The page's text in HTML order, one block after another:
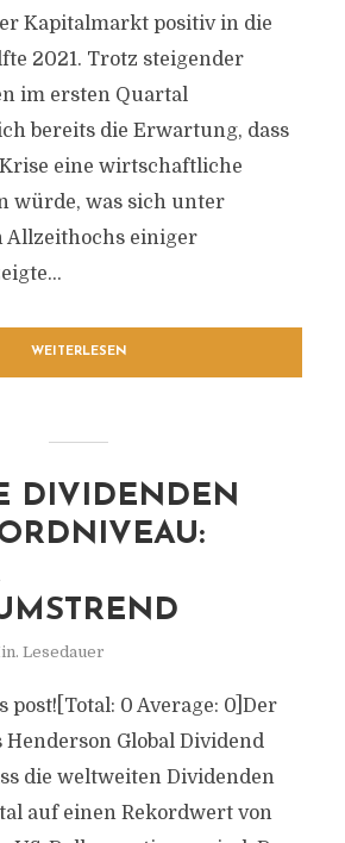
Kapitalmarkt positiv in die
2021. Trotz steigender
im ersten Quartal
bereits die Erwartung, dass
eine wirtschaftliche
würde, was sich unter
Allzeithochs einiger
WEITERLESEN
DIVIDENDEN
Lesedauer
post![Total: 0 Average: 0]Der
Henderson Global Dividend
die weltweiten Dividenden
auf einen Rekordwert von